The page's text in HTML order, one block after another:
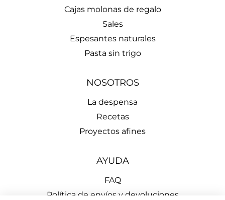
Cajas molonas de regalo
Sales
Espesantes naturales
Pasta sin trigo
NOSOTROS
La despensa
Recetas
Proyectos afines
AYUDA
FAQ
Política de envíos y devoluciones